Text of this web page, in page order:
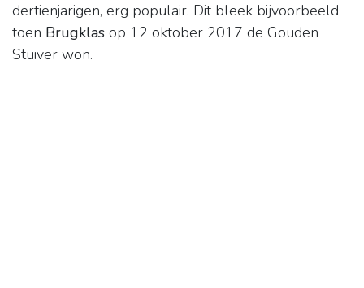
dertienjarigen, erg populair. Dit bleek bijvoorbeeld
toen Brugklas op 12 oktober 2017 de Gouden
Stuiver won.